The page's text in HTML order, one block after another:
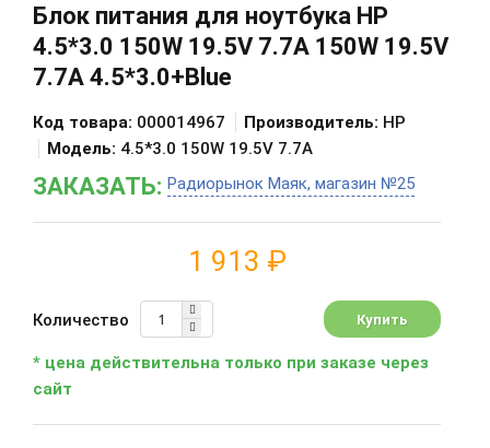
Блок питания для ноутбука HP
4.5*3.0 150W 19.5V 7.7A 150W 19.5V
7.7A 4.5*3.0+Blue
Код товара: 000014967 Производитель: HP
Модель: 4.5*3.0 150W 19.5V 7.7A
ЗАКАЗАТЬ: Радиорынок Маяк, магазин №25
1 913 ₽
Количество
* цена действительна только при заказе через
сайт